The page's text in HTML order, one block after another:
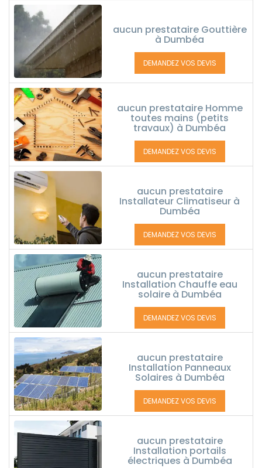
aucun prestataire Gouttière
à Dumbéa
DEMANDEZ VOS DEVIS
aucun prestataire Homme
toutes mains (petits
travaux) à Dumbéa
DEMANDEZ VOS DEVIS
aucun prestataire
Installateur Climatiseur à
Dumbéa
DEMANDEZ VOS DEVIS
aucun prestataire
Installation Chauffe eau
solaire à Dumbéa
DEMANDEZ VOS DEVIS
aucun prestataire
Installation Panneaux
Solaires à Dumbéa
DEMANDEZ VOS DEVIS
aucun prestataire
Installation portails
électriques à Dumbéa